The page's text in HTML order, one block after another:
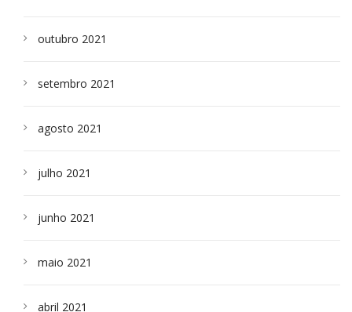
outubro 2021
setembro 2021
agosto 2021
julho 2021
junho 2021
maio 2021
abril 2021